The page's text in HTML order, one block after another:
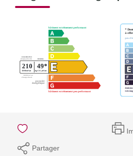
Partager